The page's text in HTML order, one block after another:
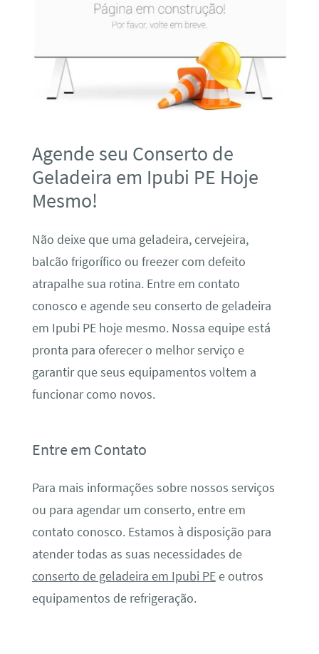
Agende seu Conserto de
Geladeira em Ipubi PE Hoje
Mesmo!
Não deixe que uma geladeira, cervejeira,
balcão frigorífico ou freezer com defeito
atrapalhe sua rotina. Entre em contato
conosco e agende seu conserto de geladeira
em Ipubi PE hoje mesmo. Nossa equipe está
pronta para oferecer o melhor serviço e
garantir que seus equipamentos voltem a
funcionar como novos.
Entre em Contato
Para mais informações sobre nossos serviços
ou para agendar um conserto, entre em
contato conosco. Estamos à disposição para
atender todas as suas necessidades de
conserto de geladeira em Ipubi PEe outros
equipamentos de refrigeração.